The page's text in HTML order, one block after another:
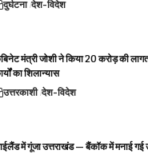
दुर्घटना देश-विदेश
मंत्री जोशी ने किया 20 करोड़ की
का शिलान्यास
उत्तरकाशी देश-विदेश
में गूंजा उत्तराखंड — बैंकॉक में मनाई गई